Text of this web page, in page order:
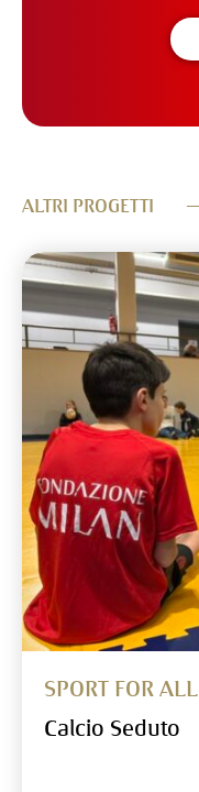
ALTRI PROGETTI
SPORT FOR ALL
Calcio Seduto